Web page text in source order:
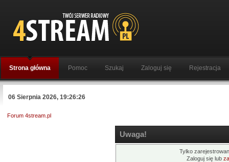
Strona główna Pomoc Szukaj Zaloguj się Rejestracja
06 Sierpnia 2026, 19:26:26
Forum 4stream.pl
Uwaga!
Tylko
Zaloguj się lub